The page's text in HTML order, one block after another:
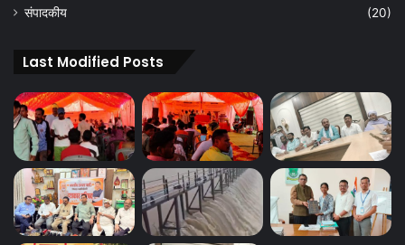
संपादकीय
(20)
Last Modified Posts